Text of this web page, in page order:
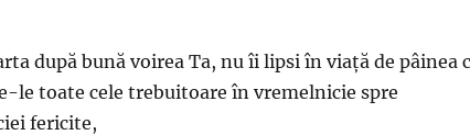
după bună voirea Ta, nu îi lipsi în viaţă de pâinea
le toate cele trebuitoare în vremelnicie spre
fericite,